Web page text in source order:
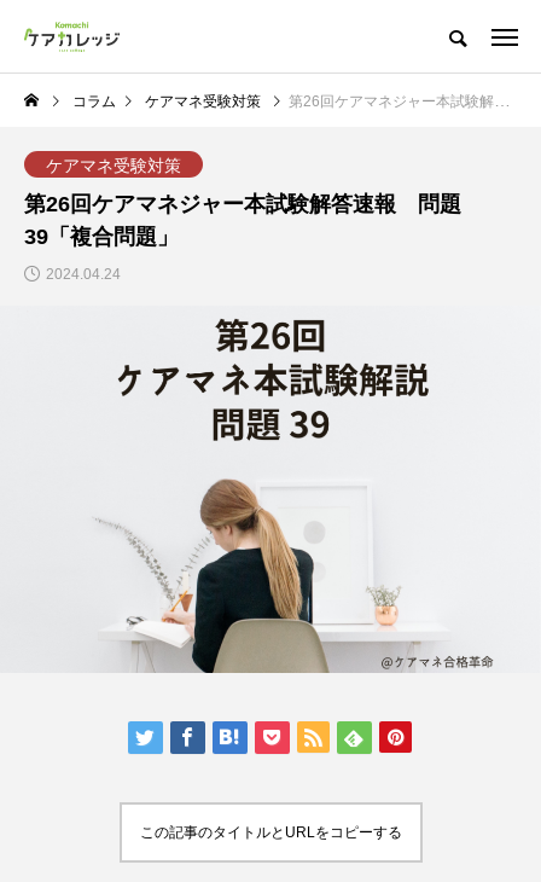
コラム ケアマネ受験対策 第26回ケアマネジャー本試験解答速報 問題39「複合問題」
ケアマネ受験対策
第26回ケアマネジャー本試験解答速報 問題
39「複合問題」
2024.04.24
この記事のタイトルとURLをコピーする